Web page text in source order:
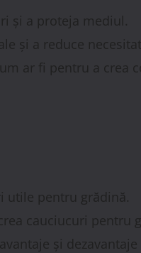
și a proteja mediul.
și a reduce
ar fi pentru a crea
utile pentru grădină.
cauciucuri pentru
și dezavantaje